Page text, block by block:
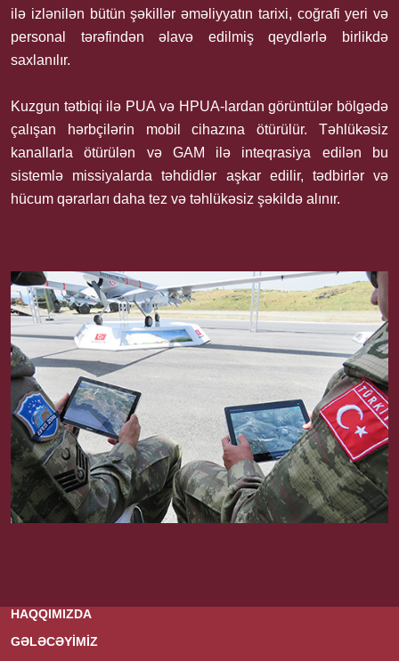
ilə izlənilən bütün şəkillər əməliyyatın tarixi, coğrafi yeri və
personal tərəfindən əlavə edilmiş qeydlərlə birlikdə
saxlanılır.
Kuzgun tətbiqi ilə PUA və HPUA-lardan görüntülər bölgədə
çalışan hərbçilərin mobil cihazına ötürülür. Təhlükəsiz
kanallarla ötürülən və GAM ilə inteqrasiya edilən bu
sistemlə missiyalarda təhdidlər aşkar edilir, tədbirlər və
hücum qərarları daha tez və təhlükəsiz şəkildə alınır.
HAQQIMIZDA
GƏLƏCƏYİMİZ